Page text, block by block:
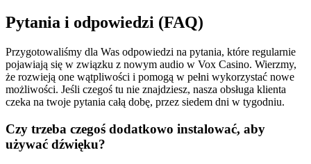
Pytania i odpowiedzi (FAQ)
Przygotowaliśmy dla Was odpowiedzi na pytania, które regularnie
pojawiają się w związku z nowym audio w Vox Casino. Wierzmy,
że rozwieją one wątpliwości i pomogą w pełni wykorzystać nowe
możliwości. Jeśli czegoś tu nie znajdziesz, nasza obsługa klienta
czeka na twoje pytania całą dobę, przez siedem dni w tygodniu.
Czy trzeba czegoś dodatkowo instalować, aby
używać dźwięku?